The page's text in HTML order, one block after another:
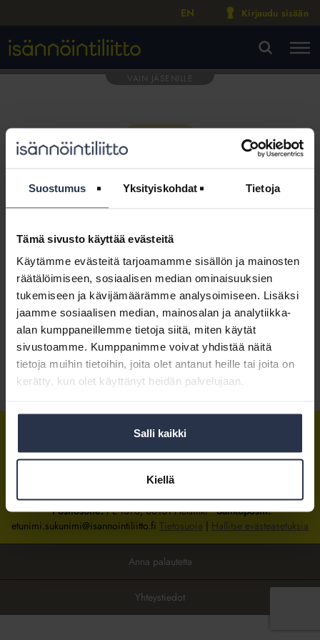
Suostumus Yksityiskohdat Tietoja
Tämä sivusto käyttää evästeitä
Käytämme evästeitä tarjoamamme sisällön ja mainosten
räätälöimiseen, sosiaalisen median ominaisuuksien
tukemiseen ja kävijämäärämme analysoimiseen. Lisäksi
jaamme sosiaalisen median, mainosalan ja analytiikka-
alan kumppaneillemme tietoja siitä, miten käytät
sivustoamme. Kumppanimme voivat yhdistää näitä
tietoja muihin tietoihin, joita olet antanut heille tai joita on
kerätty, kun olet käyttänyt heidän palvelujaan.
Salli kaikki
Kiellä
EN Kirjaudu sisään
Tämä osio on rajattu
Isännöintiliiton jäsenyritysten
henkilökunnalle
Kirjaudu sisään
Tietoa jäsenyydestä
IsännöintiliittoIsännöintiliittoIsännöintiliitto
Isännöintiliiton toimistosijaitsee Hakaniemessä Helsingissä.
Postiosoite:PL 1370, 00101 HelsinkiSähköpostit:
etunimi.sukunimi@isannointiliitto.fi Tietosuoja | Hallitse evästeasetuksia
Anna palautetta
Yhteystiedot